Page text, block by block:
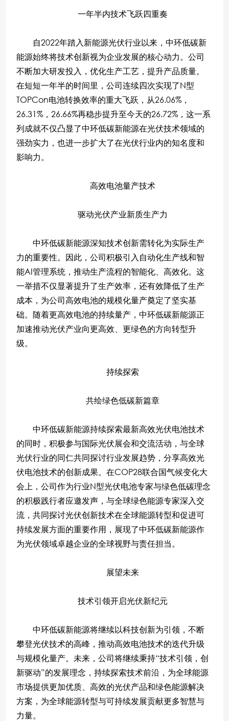
一年半内技术飞跃四重奏
自2022年踏入新能源光伏行业以来，中环低碳新
能源始终将技术创新视为企业发展的核心动力。公司
不断加大研发投入，优化生产工艺，提升产品质量。
在短短一年半的时间里，公司连续四次实现了N型
TOPCon电池转换效率的重大飞跃，从26.06%，
26.31%，26.66%再稳步提升至今天的26.72%，这一系
列成就不仅凸显了中环低碳新能源在光伏技术领域的
强劲实力，也进一步扩大了在光伏行业内的知名度和
影响力。
高效电池量产技术
驱动光伏产业新质生产力
中环低碳新能源深知技术创新需转化为实际生产
力的重要性。因此，公司积极引入自动化生产线和智
能AI管理系统，推动生产流程的智能化、高效化。这
一举措不仅显著提升了生产效率，还有效降低了生产
成本，为公司高效电池的规模化量产奠定了坚实基
础。随着更高效电池的持续量产，中环低碳新能源正
加速推动光伏产业向更高效、更绿色的方向转型升
级。
持续探索
共绘绿色低碳新篇章
中环低碳新能源持续探索最新高效光伏电池技术
的同时，积极参与国际光伏展会和交流活动，与全球
光伏行业的同仁共同探讨行业发展趋势，分享高效光
伏电池技术的创新成果。在COP28联合国气候变化大
会上，公司作为行业N型光伏电池专家与绿色低碳理念
的积极践行者应邀发声，与全球绿色能源专家深入交
流，共同探讨光伏创新技术在全球能源转型和促进可
持续发展方面的重要作用，展现了中环低碳新能源作
为光伏领域卓越企业的全球视野与责任担当。
展望未来
技术引领开启光伏新纪元
中环低碳新能源将继续以科技创新为引领，不断
攀登光伏技术的高峰，推动高效电池技术的迭代升级
与规模化量产。未来，公司将继续秉持“技术引领，创
新驱动”的发展理念，持续探索技术前沿，为全球能源
市场提供更加优质、高效的光伏产品和绿色能源解决
方案，为全球能源转型与可持续发展贡献更多智慧与
力量。